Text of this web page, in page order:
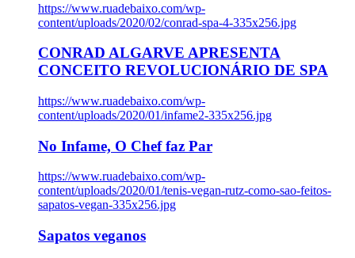
https://www.ruadebaixo.com/wp-
content/uploads/2020/02/conrad-spa-4-335x256.jpg
CONRAD ALGARVE APRESENTA
CONCEITO REVOLUCIONÁRIO DE SPA
https://www.ruadebaixo.com/wp-
content/uploads/2020/01/infame2-335x256.jpg
No Infame, O Chef faz Par
https://www.ruadebaixo.com/wp-
content/uploads/2020/01/tenis-vegan-rutz-como-sao-feitos-
sapatos-vegan-335x256.jpg
Sapatos veganos